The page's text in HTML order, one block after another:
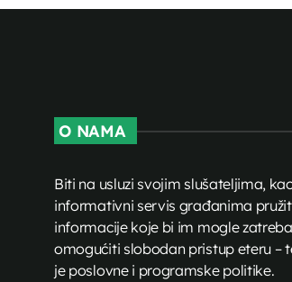
O NAMA
Biti na usluzi svojim slušateljima,
informativni servis građanima
informacije koje bi im mogle
omogućiti slobodan pristup eteru –
je poslovne i programske politike.